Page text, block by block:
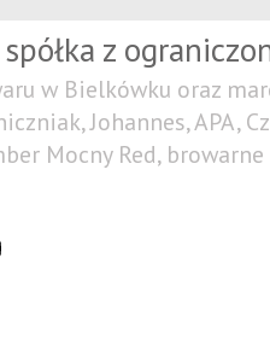
z
w Bielkówku oraz
Johannes, APA,
Mocny Red,